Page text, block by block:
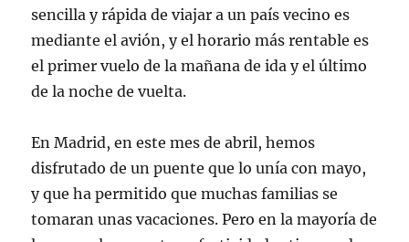
sencilla y rápida de viajar a un país vecino es
mediante el avión, y el horario más rentable es
el primer vuelo de la mañana de ida y el último
de la noche de vuelta.
En Madrid, en este mes de abril, hemos
disfrutado de un puente que lo unía con mayo,
y que ha permitido que muchas familias se
tomaran unas vacaciones. Pero en la mayoría de